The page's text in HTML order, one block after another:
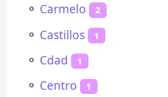
⚬ Carmelo 2
⚬ Castillos 1
⚬ Cdad 1
⚬ Centro 1